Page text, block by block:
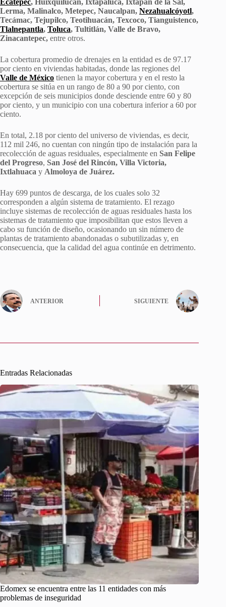
Lerma, Malinalco, Metepec, Naucalpan, Nezahualcóyotl,
Tecámac, Tejupilco, Teotihuacán, Texcoco, Tianguistenco,
Tlalnepantla, Toluca, Tultitlán, Valle de Bravo,
Zinacantepec, entre otros.
La cobertura promedio de drenajes en la entidad es de 97.17
por ciento en viviendas habitadas, donde las regiones del
Valle de México tienen la mayor cobertura y en el resto la
cobertura se sitúa en un rango de 80 a 90 por ciento, con
excepción de seis municipios donde desciende entre 60 y 80
por ciento, y un municipio con una cobertura inferior a 60 por
ciento.
En total, 2.18 por ciento del universo de viviendas, es decir,
112 mil 246, no cuentan con ningún tipo de instalación para la
recolección de aguas residuales, especialmente en San Felipe
del Progreso, San José del Rincón, Villa Victoria,
Ixtlahuaca y Almoloya de Juárez.
Hay 699 puntos de descarga, de los cuales solo 32
corresponden a algún sistema de tratamiento. El rezago
incluye sistemas de recolección de aguas residuales hasta los
sistemas de tratamiento que imposibilitan que estos lleven a
cabo su función de diseño, ocasionando un sin número de
plantas de tratamiento abandonadas o subutilizadas y, en
consecuencia, que la calidad del agua continúe en detrimento.
ANTERIOR SIGUIENTE
Entradas Relacionadas
Edomex se encuentra entre las 11 entidades con más
problemas de inseguridad